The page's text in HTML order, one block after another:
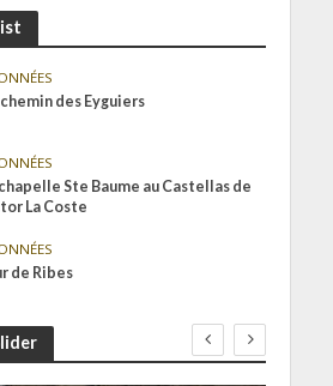
des Eyguiers
Ste Baume au Castellas de
La Coste
de Ribes